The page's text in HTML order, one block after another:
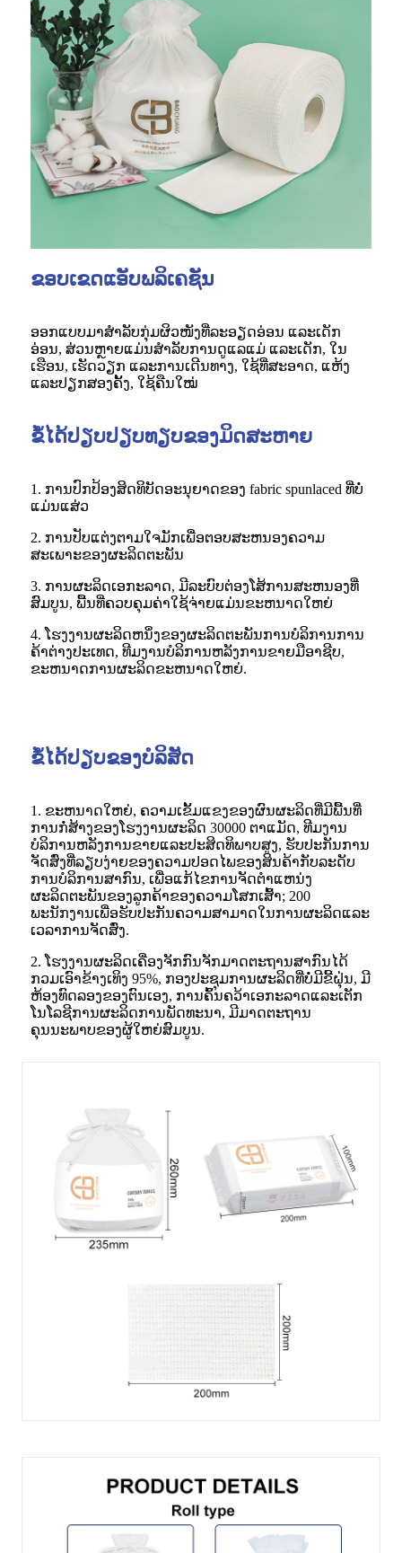
ຂອບເຂດແອັບພລິເຄຊັນ
ອອກແບບມາສຳລັບກຸ່ມຜິວໜັງທີ່ລະອຽດອ່ອນ ແລະເດັກ
ອ່ອນ, ສ່ວນຫຼາຍແມ່ນສຳລັບການດູແລແມ່ ແລະເດັກ, ໃນ
ເຮືອນ, ເຮັດວຽກ ແລະການເດີນທາງ, ໃຊ້ທີ່ສະອາດ, ແຫ້ງ
ແລະປຽກສອງຄັ້ງ, ໃຊ້ຄືນໃໝ່
ຂໍ້ໄດ້ປຽບປຽບທຽບຂອງມິດສະຫາຍ
1. ການປົກປ້ອງສິດທິບັດອະນຸຍາດຂອງ fabric spunlaced ທີ່ບໍ່
ແມ່ນແສ່ວ
2. ການປັບແຕ່ງຕາມໃຈມັກເພື່ອຕອບສະຫນອງຄວາມ
ສະເພາະຂອງຜະລິດຕະພັນ
3. ການຜະລິດເອກະລາດ, ມີລະບົບຕ່ອງໂສ້ການສະຫນອງທີ່
ສົມບູນ, ພື້ນທີ່ຄວບຄຸມຄ່າໃຊ້ຈ່າຍແມ່ນຂະຫນາດໃຫຍ່
4. ໂຮງງານຜະລິດຫນຶ່ງຂອງຜະລິດຕະພັນການບໍລິການການ
ຄ້າຕ່າງປະເທດ, ທີມງານບໍລິການຫລັງການຂາຍມືອາຊີບ,
ຂະຫນາດການຜະລິດຂະຫນາດໃຫຍ່.
ຂໍ້ໄດ້ປຽບຂອງບໍລິສັດ
1. ຂະຫນາດໃຫຍ່, ຄວາມເຂັ້ມແຂງຂອງຜົນຜະລິດທີ່ມີພື້ນທີ່
ການກໍ່ສ້າງຂອງໂຮງງານຜະລິດ 30000 ຕາແມັດ, ທີມງານ
ບໍລິການຫລັງການຂາຍແລະປະສິດທິພາບສູງ, ຮັບປະກັນການ
ຈັດສົ່ງທີ່ລຽບງ່າຍຂອງຄວາມປອດໄພຂອງສິນຄ້າກັບລະດັບ
ການບໍລິການສາກົນ, ເພື່ອແກ້ໄຂການຈັດຕໍາແຫນ່ງ
ຜະລິດຕະພັນຂອງລູກຄ້າຂອງຄວາມໂສກເສົ້າ; 200
ພະນັກງານເພື່ອຮັບປະກັນຄວາມສາມາດໃນການຜະລິດແລະ
ເວລາການຈັດສົ່ງ.
2. ໂຮງງານຜະລິດເຄື່ອງຈັກກົນຈັກມາດຕະຖານສາກົນໄດ້
ກວມເອົາຂ້າງເທິງ 95%, ກອງປະຊຸມການຜະລິດທີ່ບໍ່ມີຂີ້ຝຸ່ນ, ມີ
ຫ້ອງທົດລອງຂອງຕົນເອງ, ການຄົ້ນຄວ້າເອກະລາດແລະເຕັກ
ໂນໂລຊີການຜະລິດການພັດທະນາ, ມີມາດຕະຖານ
ຄຸນນະພາບຂອງຜູ້ໃຫຍ່ສົມບູນ.